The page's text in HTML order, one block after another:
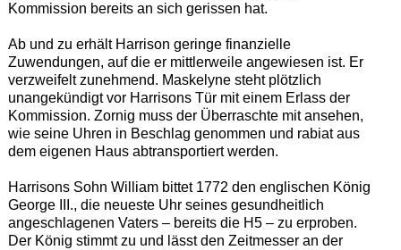
Kommission bereits an sich gerissen hat.
Ab und zu erhält Harrison geringe finanzielle
Zuwendungen, auf die er mittlerweile angewiesen ist. Er
verzweifelt zunehmend. Maskelyne steht plötzlich
unangekündigt vor Harrisons Tür mit einem Erlass der
Kommission. Zornig muss der Überraschte mit ansehen,
wie seine Uhren in Beschlag genommen und rabiat aus
dem eigenen Haus abtransportiert werden.
Harrisons Sohn William bittet 1772 den englischen König
George III., die neueste Uhr seines gesundheitlich
angeschlagenen Vaters – bereits die H5 – zu erproben.
Der König stimmt zu und lässt den Zeitmesser an der